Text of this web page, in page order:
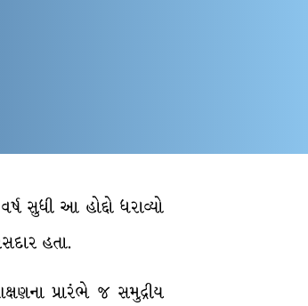
સુધી આ હોદ્દો ધરાવ્યો
હતા.
પ્રારંભે જ સમુદ્રીય